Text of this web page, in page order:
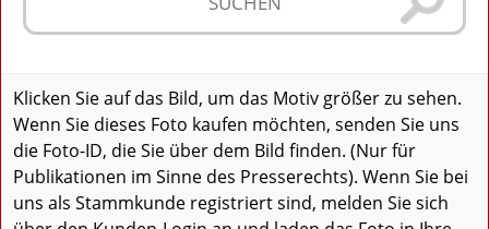
Klicken Sie auf das Bild, um das Motiv größer zu sehen.
Wenn Sie dieses Foto kaufen möchten, senden Sie uns
die Foto-ID, die Sie über dem Bild finden. (Nur für
Publikationen im Sinne des Presserechts). Wenn Sie bei
uns als Stammkunde registriert sind, melden Sie sich